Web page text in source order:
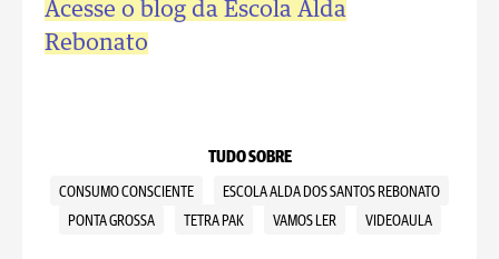
Acesse o blog da Escola Alda
Rebonato
TUDO SOBRE
CONSUMO CONSCIENTE
ESCOLA ALDA DOS SANTOS REBONATO
PONTA GROSSA
TETRA PAK VAMOS LER VIDEOAULA